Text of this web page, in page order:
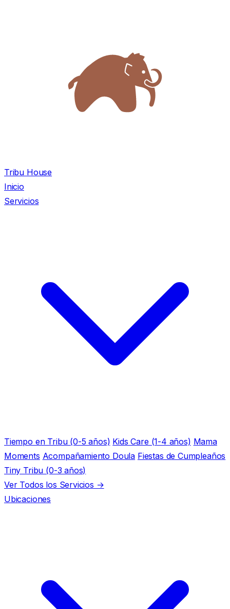
Tribu House
Inicio
Servicios
Tiempo en Tribu (0-5 años) Kids Care (1-4 años) Mama
Moments Acompañamiento Doula Fiestas de Cumpleaños
Tiny Tribu (0-3 años)
Ver Todos los Servicios →
Ubicaciones